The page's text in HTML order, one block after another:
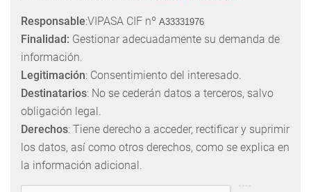
Responsable:VIPASA CIF nº A33331976
Finalidad: Gestionar adecuadamente su demanda de
información.
Legitimación: Consentimiento del interesado.
Destinatarios: No se cederán datos a terceros, salvo
obligación legal.
Derechos: Tiene derecho a acceder, rectificar y suprimir
los datos, así como otros derechos, como se explica en
la información adicional.